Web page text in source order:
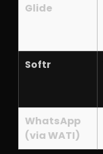
Glide
Softr
WhatsApp
(via WATI)